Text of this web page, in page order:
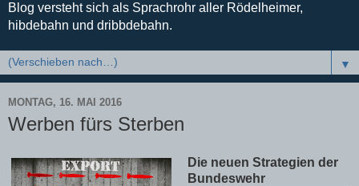
Blog versteht sich als Sprachrohr aller Rödelheimer,
hibdebahn und dribbdebahn.
▼
MONTAG, 16. MAI 2016
Werben fürs Sterben
Die neuen Strategien der
Bundeswehr